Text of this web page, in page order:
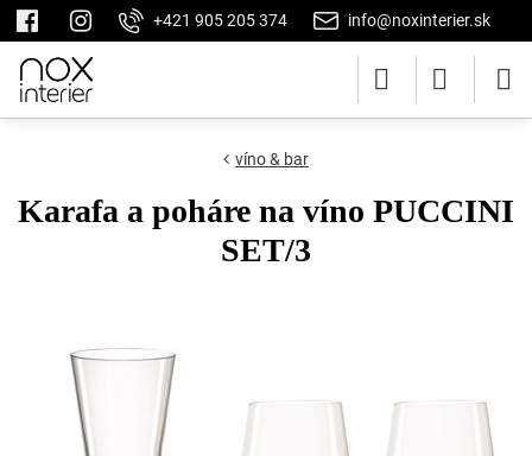
+421 905 205 374 info@noxinterier.sk
víno & bar
Karafa a poháre na víno PUCCINI
SET/3